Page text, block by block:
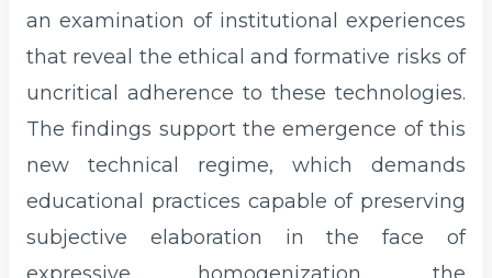
an examination of institutional experiences
that reveal the ethical and formative risks of
uncritical adherence to these technologies.
The findings support the emergence of this
new technical regime, which demands
educational practices capable of preserving
subjective elaboration in the face of